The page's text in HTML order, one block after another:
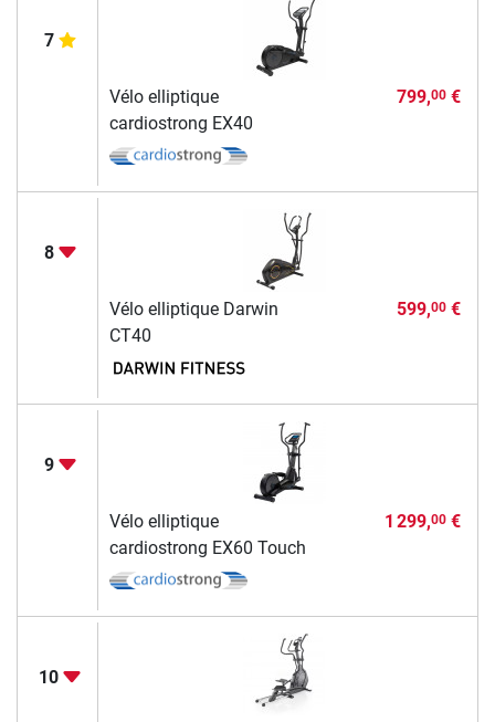
7
Vélo elliptique
cardiostrong EX40
799,00€
8
Vélo elliptique Darwin
CT40
599,00€
9
Vélo elliptique
cardiostrong EX60 Touch
1 299,00€
10